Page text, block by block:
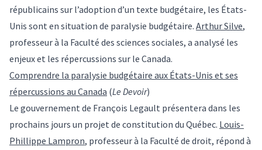
républicains sur l’adoption d’un texte budgétaire, les États-
Unis sont en situation de paralysie budgétaire. Arthur Silve,
professeur à la Faculté des sciences sociales, a analysé les
enjeux et les répercussions sur le Canada.
Comprendre la paralysie budgétaire aux États-Unis et ses
répercussions au Canada (Le Devoir)
Le gouvernement de François Legault présentera dans les
prochains jours un projet de constitution du Québec. Louis-
Phillippe Lampron, professeur à la Faculté de droit, répond à